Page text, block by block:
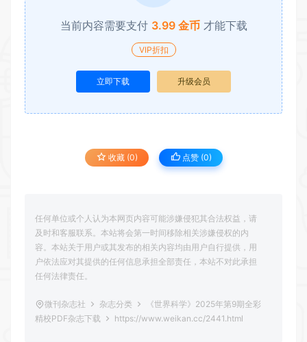
当前内容需要支付 3.99 金币 才能下载
VIP折扣
立即下载 升级会员
收藏 (0) 点赞 (0)
任何单位或个人认为本网页内容可能涉嫌侵犯其合法权益，请
及时和客服联系。本站将会第一时间移除相关涉嫌侵权的内
容。本站关于用户或其发布的相关内容均由用户自行提供，用
户依法应对其提供的任何信息承担全部责任，本站不对此承担
任何法律责任。
微刊杂志社 杂志分类
《世界科学》2025年第9期全彩
精校PDF杂志下载
https://www.weikan.cc/2441.html